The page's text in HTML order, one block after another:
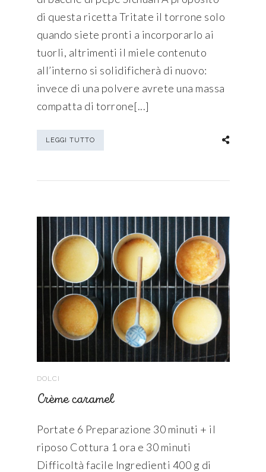
di questa ricetta Tritate il torrone solo
quando siete pronti a incorporarlo ai
tuorli, altrimenti il miele contenuto
all’interno si solidificherà di nuovo:
invece di una polvere avrete una massa
compatta di torrone[...]
LEGGI TUTTO
DOLCI
Crème caramel
Portate 6 Preparazione 30 minuti + il
riposo Cottura 1 ora e 30 minuti
Difficoltà facile Ingredienti 400 g di